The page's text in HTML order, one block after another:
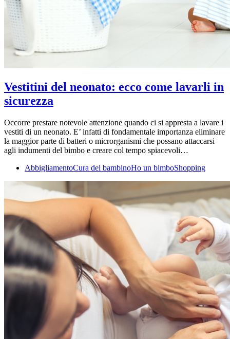
Vestitini del neonato: ecco come lavarli in
sicurezza
Occorre prestare notevole attenzione quando ci si appresta a lavare i
vestiti di un neonato. E’ infatti di fondamentale importanza eliminare
la maggior parte di batteri o microrganismi che possano attaccarsi
agli indumenti del bimbo e creare col tempo spiacevoli…
AbbigliamentoCura del bambinoHo un bimboShopping